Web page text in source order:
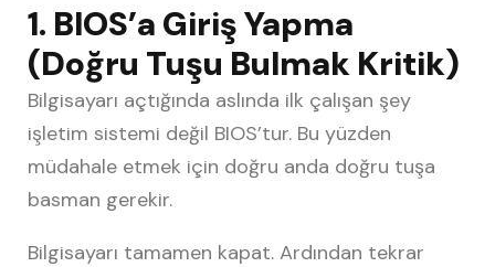
1. BIOS’a Giriş Yapma
(Doğru Tuşu Bulmak Kritik)
Bilgisayarı açtığında aslında ilk çalışan şey
işletim sistemi değil BIOS’tur. Bu yüzden
müdahale etmek için doğru anda doğru tuşa
basman gerekir.
Bilgisayarı tamamen kapat. Ardından tekrar